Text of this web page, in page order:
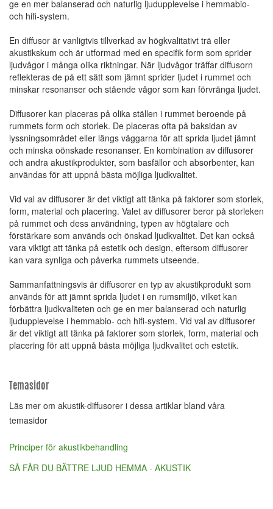
ge en mer balanserad och naturlig ljudupplevelse i hemmabio-
och hifi-system.
En diffusor är vanligtvis tillverkad av högkvalitativt trä eller
akustikskum och är utformad med en specifik form som sprider
ljudvågor i många olika riktningar. När ljudvågor träffar diffusorn
reflekteras de på ett sätt som jämnt sprider ljudet i rummet och
minskar resonanser och stående vågor som kan förvränga ljudet.
Diffusorer kan placeras på olika ställen i rummet beroende på
rummets form och storlek. De placeras ofta på baksidan av
lyssningsområdet eller längs väggarna för att sprida ljudet jämnt
och minska oönskade resonanser. En kombination av diffusorer
och andra akustikprodukter, som basfällor och absorbenter, kan
användas för att uppnå bästa möjliga ljudkvalitet.
Vid val av diffusorer är det viktigt att tänka på faktorer som storlek,
form, material och placering. Valet av diffusorer beror på storleken
på rummet och dess användning, typen av högtalare och
förstärkare som används och önskad ljudkvalitet. Det kan också
vara viktigt att tänka på estetik och design, eftersom diffusorer
kan vara synliga och påverka rummets utseende.
Sammanfattningsvis är diffusorer en typ av akustikprodukt som
används för att jämnt sprida ljudet i en rumsmiljö, vilket kan
förbättra ljudkvaliteten och ge en mer balanserad och naturlig
ljudupplevelse i hemmabio- och hifi-system. Vid val av diffusorer
är det viktigt att tänka på faktorer som storlek, form, material och
placering för att uppnå bästa möjliga ljudkvalitet och estetik.
Temasidor
Läs mer om akustik-diffusorer i dessa artiklar bland våra
temasidor
Principer för akustikbehandling
SÅ FÅR DU BÄTTRE LJUD HEMMA - AKUSTIK